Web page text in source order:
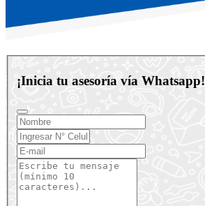
¡Inicia tu asesoría vía Whatsapp!